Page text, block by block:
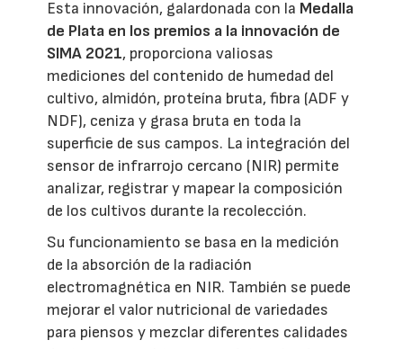
Esta innovación, galardonada con la Medalla
de Plata en los premios a la innovación de
SIMA 2021, proporciona valiosas
mediciones del contenido de humedad del
cultivo, almidón, proteína bruta, fibra (ADF y
NDF), ceniza y grasa bruta en toda la
superficie de sus campos. La integración del
sensor de infrarrojo cercano (NIR) permite
analizar, registrar y mapear la composición
de los cultivos durante la recolección.
Su funcionamiento se basa en la medición
de la absorción de la radiación
electromagnética en NIR. También se puede
mejorar el valor nutricional de variedades
para piensos y mezclar diferentes calidades